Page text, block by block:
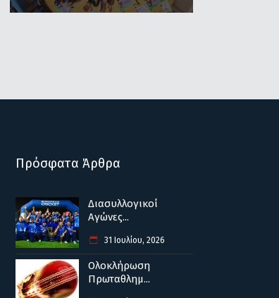
Πρόσφατα Άρθρα
Διασυλλογικοί
Αγώνες...
31 Ιουλίου, 2026
Ολοκλήρωση
Πρωταθλημ...